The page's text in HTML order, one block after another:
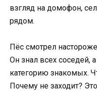
взгляд на домофон,
рядом.
Пёс смотрел
Он знал всех соседей,
категорию знакомых.
Почему не заходит?